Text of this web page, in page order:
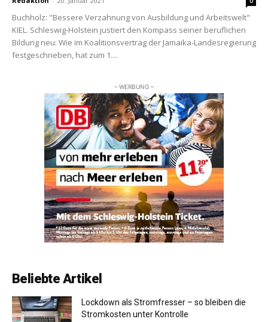
Buchholz: "Bessere Verzahnung von Ausbildung und Arbeitswelt"
KIEL. Schleswig-Holstein justiert den Kompass seiner beruflichen
Bildung neu: Wie im Koalitionsvertrag der Jamaika-Landesregierung
festgeschrieben, hat zum 1....
– WERBUNG –
Beliebte Artikel
Lockdown als Stromfresser – so bleiben die
Stromkosten unter Kontrolle